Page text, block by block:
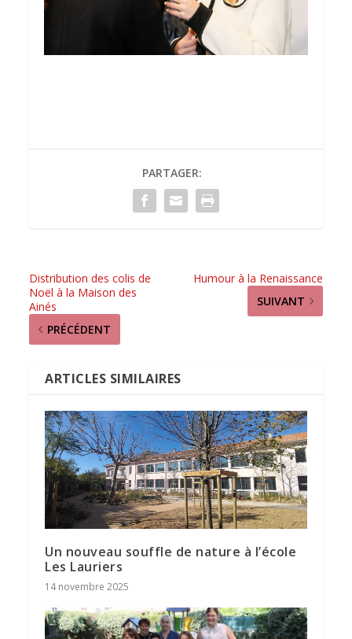
PARTAGER:
Distribution des colis de
Noël à la Maison des
Ainés
PRÉCÉDENT
Humour à la Renaissance
SUIVANT
ARTICLES SIMILAIRES
Un nouveau souffle de nature à l’école
Les Lauriers
14 novembre 2025